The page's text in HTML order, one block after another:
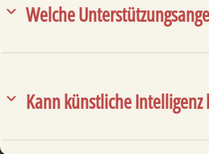
Welche
Kann künstliche